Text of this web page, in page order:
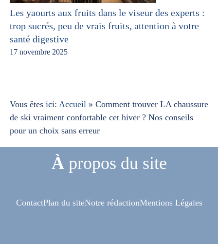
Les yaourts aux fruits dans le viseur des experts :
trop sucrés, peu de vrais fruits, attention à votre
santé digestive
17 novembre 2025
Vous êtes ici: Accueil » Comment trouver LA chaussure
de ski vraiment confortable cet hiver ? Nos conseils
pour un choix sans erreur
Àpropos du site
ContactPlan du siteNotre rédactionMentions Légales